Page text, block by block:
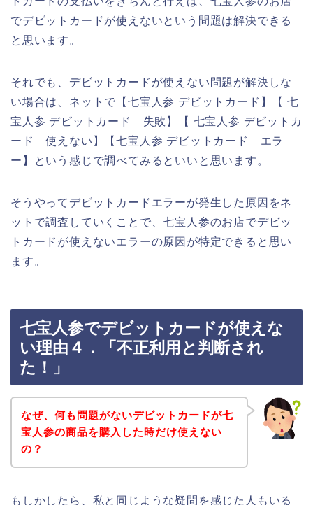
でデビットカードが使えないという問題は解決できる
と思います。
それでも、デビットカードが使えない問題が解決しな
い場合は、ネットで【七宝人参 デビットカード】【 七
宝人参 デビットカード 失敗】【 七宝人参 デビットカ
ード 使えない】【七宝人参 デビットカード エラ
ー】という感じで調べてみるといいと思います。
そうやってデビットカードエラーが発生した原因をネ
ットで調査していくことで、七宝人参のお店でデビッ
トカードが使えないエラーの原因が特定できると思い
ます。
七宝人参でデビットカードが使えな
い理由４．「不正利用と判断され
た！」
なぜ、何も問題がないデビットカードが七
宝人参の商品を購入した時だけ使えない
の？
もしかしたら、私と同じような疑問を感じた人もいる